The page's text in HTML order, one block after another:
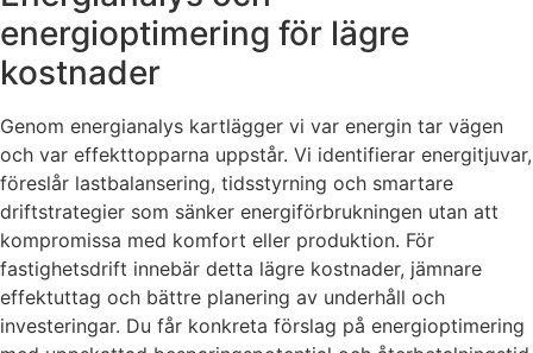
energioptimering för lägre
kostnader
Genom energianalys kartlägger vi var energin tar vägen
och var effekttopparna uppstår. Vi identifierar energitjuvar,
föreslår lastbalansering, tidsstyrning och smartare
driftstrategier som sänker energiförbrukningen utan att
kompromissa med komfort eller produktion. För
fastighetsdrift innebär detta lägre kostnader, jämnare
effektuttag och bättre planering av underhåll och
investeringar. Du får konkreta förslag på energioptimering